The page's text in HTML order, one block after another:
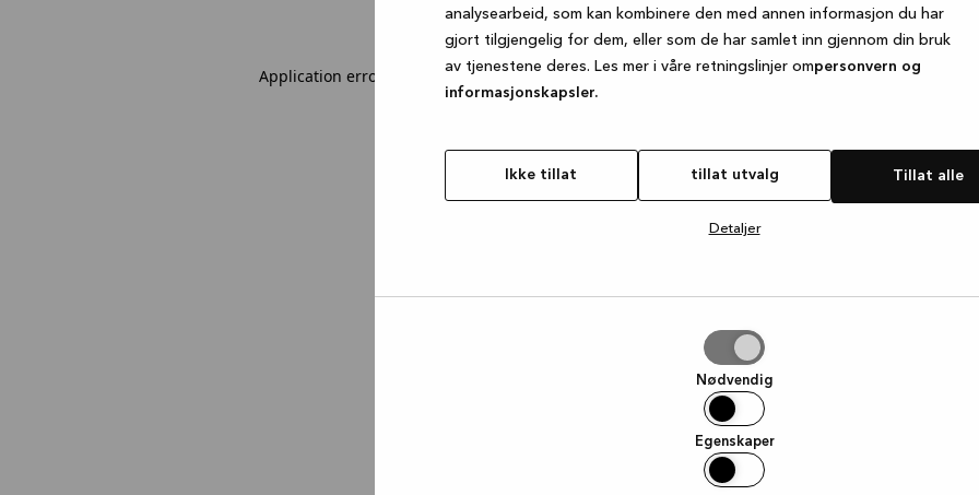
analysearbeid, som kan kombinere den med annen informasjon du har
gjort tilgjengelig for dem, eller som de har samlet inn gjennom din bruk
av tjenestene deres. Les mer i våre retningslinjer ompersonvern og
informasjonskapsler.
Ikke tillat tillat utvalg Tillat alle
Detaljer
Nødvendig
Egenskaper
Application error: a client-side exception has occurred while loadingwww.kvik.no (see the